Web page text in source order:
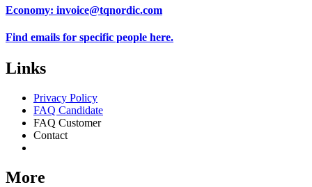
Economy: invoice@tqnordic.com
Find emails for specific people here.
Links
Privacy Policy
FAQ Candidate
FAQ Customer
Contact
More